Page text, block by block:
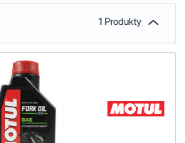
1 Produkty